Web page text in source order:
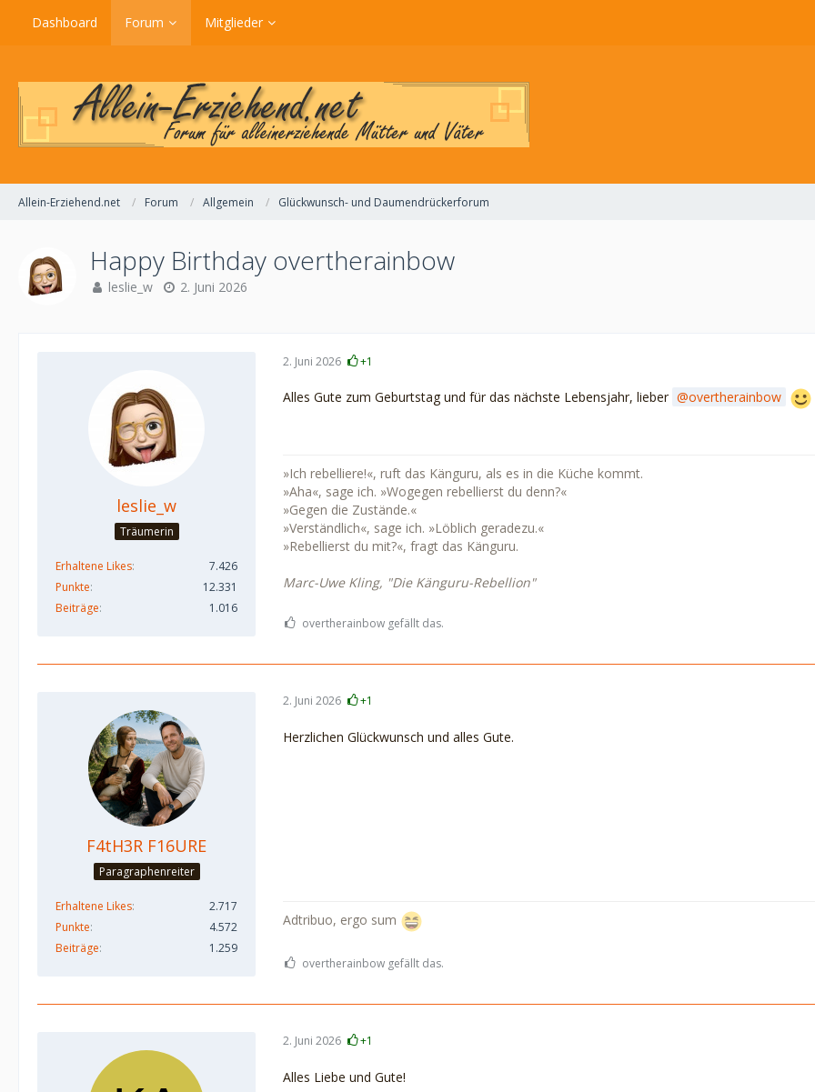
Dashboard Forum Mitglieder
Allein-Erziehend.net Forum Allgemein Glückwunsch- und Daumendrückerforum
Happy Birthday overtherainbow
leslie_w 2. Juni 2026
leslie_w
Träumerin
Erhaltene Likes
7.426
Punkte
12.331
Beiträge
1.016
2. Juni 2026 +1
Alles Gute zum Geburtstag und für das nächste Lebensjahr, lieber overtherainbow
»Ich rebelliere!«, ruft das Känguru, als es in die Küche kommt.
»Aha«, sage ich. »Wogegen rebellierst du denn?«
»Gegen die Zustände.«
»Verständlich«, sage ich. »Löblich geradezu.«
»Rebellierst du mit?«, fragt das Känguru.
Marc-Uwe Kling, "Die Känguru-Rebellion"
overtherainbow gefällt das.
F4tH3R F16URE
Paragraphenreiter
Erhaltene Likes
2.717
Punkte
4.572
Beiträge
1.259
2. Juni 2026 +1
Herzlichen Glückwunsch und alles Gute.
Adtribuo, ergo sum
overtherainbow gefällt das.
2. Juni 2026 +1
Alles Liebe und Gute!